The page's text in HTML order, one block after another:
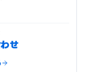
せ